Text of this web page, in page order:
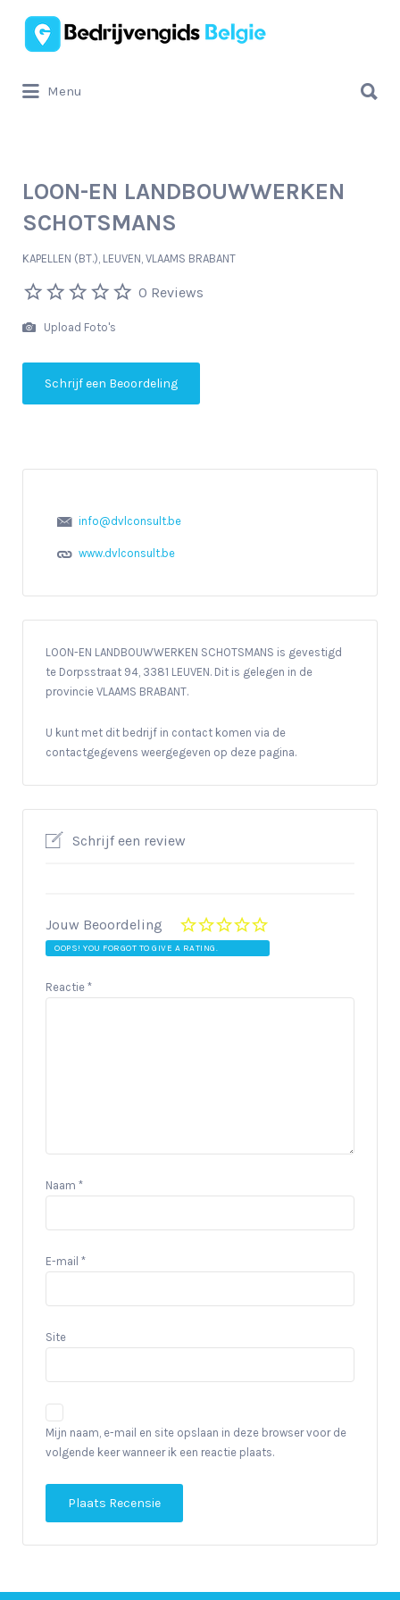
Zoek
naar:
Menu
naar:
LOON-EN LANDBOUWWERKEN
SCHOTSMANS
KAPELLEN (BT.), LEUVEN, VLAAMS BRABANT
0 Reviews
Upload Foto's
Schrijf een Beoordeling
info@dvlconsult.be
www.dvlconsult.be
LOON-EN LANDBOUWWERKEN SCHOTSMANS is gevestigd
te Dorpsstraat 94, 3381 LEUVEN. Dit is gelegen in de
provincie VLAAMS BRABANT.
U kunt met dit bedrijf in contact komen via de
contactgegevens weergegeven op deze pagina.
Schrijf een review
Jouw Beoordeling
OOPS! YOU FORGOT TO GIVE A RATING.
Reactie *
Naam *
E-mail *
Site
Mijn naam, e-mail en site opslaan in deze browser voor de
volgende keer wanneer ik een reactie plaats.